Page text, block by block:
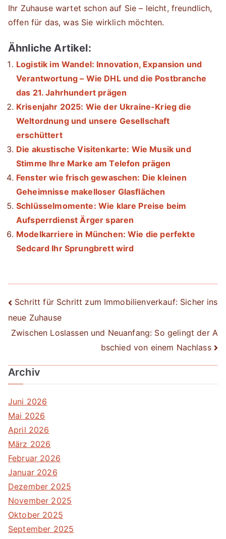
Ihr Zuhause wartet schon auf Sie – leicht, freundlich,
offen für das, was Sie wirklich möchten.
Ähnliche Artikel:
Logistik im Wandel: Innovation, Expansion und
Verantwortung – Wie DHL und die Postbranche
das 21. Jahrhundert prägen
Krisenjahr 2025: Wie der Ukraine-Krieg die
Weltordnung und unsere Gesellschaft
erschüttert
Die akustische Visitenkarte: Wie Musik und
Stimme Ihre Marke am Telefon prägen
Fenster wie frisch gewaschen: Die kleinen
Geheimnisse makelloser Glasflächen
Schlüsselmomente: Wie klare Preise beim
Aufsperrdienst Ärger sparen
Modelkarriere in München: Wie die perfekte
Sedcard Ihr Sprungbrett wird
Beitrags-
Navigation
Schritt für Schritt zum Immobilienverkauf: Sicher ins
neue Zuhause
Zwischen Loslassen und Neuanfang: So gelingt der A
bschied von einem Nachlass
Archiv
Juni 2026
Mai 2026
April 2026
März 2026
Februar 2026
Januar 2026
Dezember 2025
November 2025
Oktober 2025
September 2025